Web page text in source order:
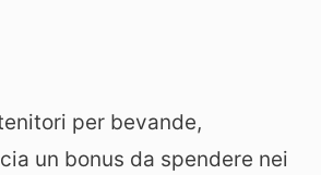
per bevande,
un bonus da spendere nei